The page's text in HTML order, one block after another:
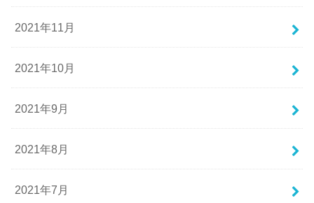
2021年11月
2021年10月
2021年9月
2021年8月
2021年7月